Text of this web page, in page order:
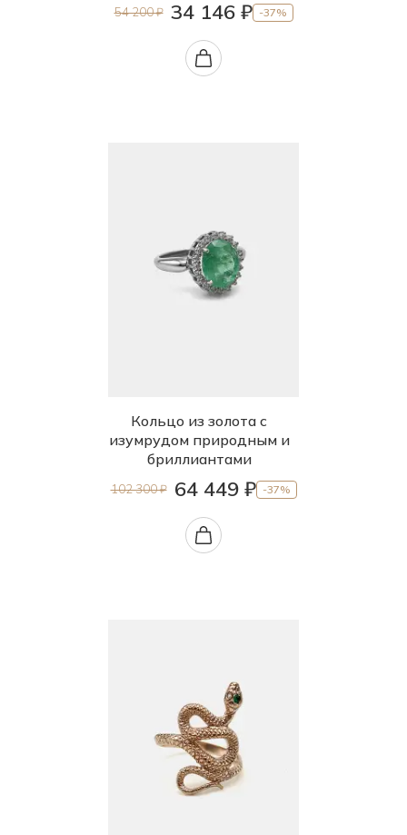
54 200 ₽ 34 146 ₽ -37%
Кольцо из золота с
изумрудом природным и
бриллиантами
102 300 ₽ 64 449 ₽ -37%